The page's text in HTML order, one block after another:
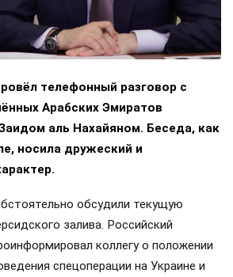
телефонный разговор с
Арабских Эмиратов
аль Нахайяном. Беседа, как
носила дружеский и
обсудили текущую
залива. Российский
коллегу о положении
спецоперации на Украине и